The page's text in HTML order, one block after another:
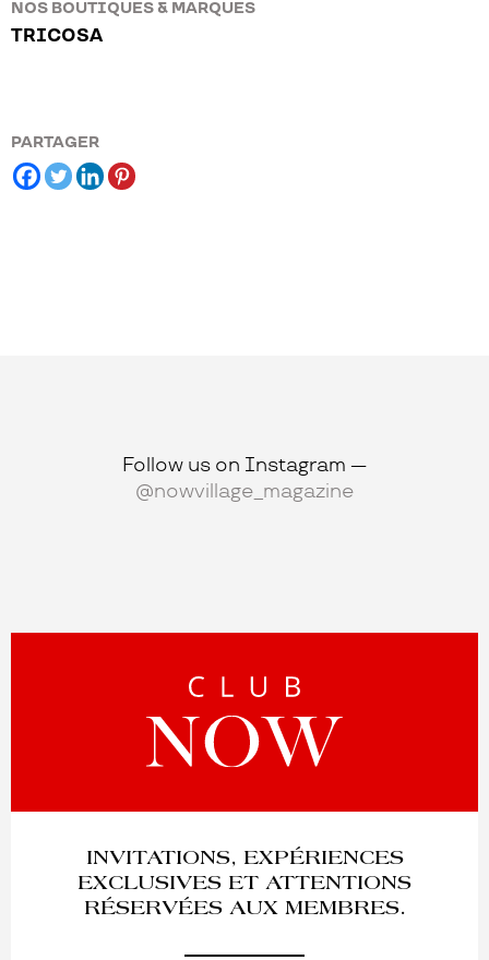
NOS BOUTIQUES & MARQUES
TRICOSA
PARTAGER
Follow us on Instagram —
@nowvillage_magazine
INVITATIONS, EXPÉRIENCES
EXCLUSIVES ET ATTENTIONS
RÉSERVÉES AUX MEMBRES.